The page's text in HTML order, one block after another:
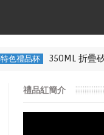
色禮品杯 350ML 折疊
禮品紅簡介